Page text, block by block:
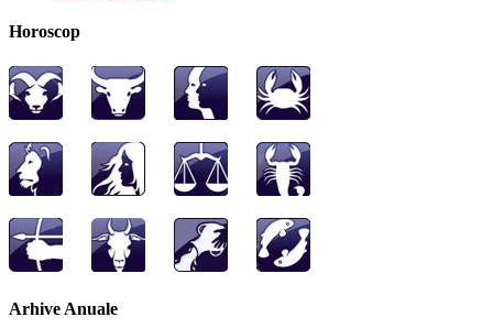
Horoscop
Arhive Anuale